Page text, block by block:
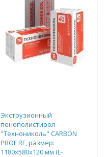
Экструзионный
пенополистирол
"Технониколь" CARBON
PROF RF, размер:
1180х580х120 мм (L-